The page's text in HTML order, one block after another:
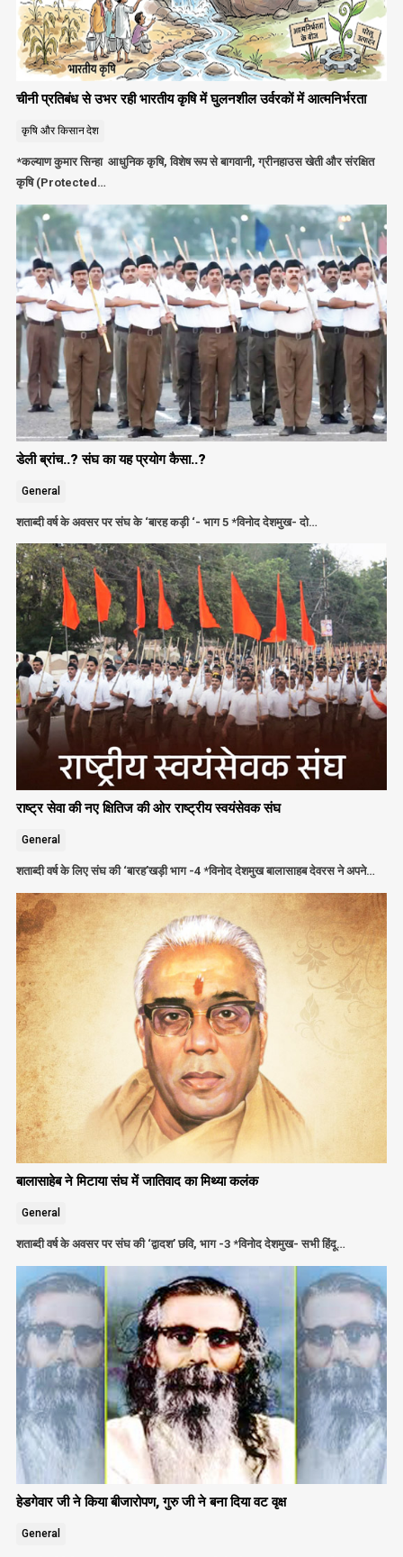
चीनी प्रतिबंध से उभर रही भारतीय कृषि में घुलनशील उर्वरकों में आत्मनिर्भरता
कृषि और किसानदेश
*कल्याण कुमार सिन्हा आधुनिक कृषि, विशेष रूप से बागवानी, ग्रीनहाउस खेती और संरक्षित
कृषि (Protected…
डेली ब्रांच..? संघ का यह प्रयोग कैसा..?
General
शताब्दी वर्ष के अवसर पर संघ के ‘बारह कड़ी ‘- भाग 5 *विनोद देशमुख- दो…
राष्ट्र सेवा की नए क्षितिज की ओर राष्ट्रीय स्वयंसेवक संघ
General
शताब्दी वर्ष के लिए संघ की ‘बारह’खड़ी भाग -4 *विनोद देशमुख बालासाहब देवरस ने अपने…
बालासाहेब ने मिटाया संघ में जातिवाद का मिथ्या कलंक
General
शताब्दी वर्ष के अवसर पर संघ की ‘द्वादश’ छवि, भाग -3 *विनोद देशमुख- सभी हिंदू…
हेडगेवार जी ने किया बीजारोपण, गुरु जी ने बना दिया वट वृक्ष
General